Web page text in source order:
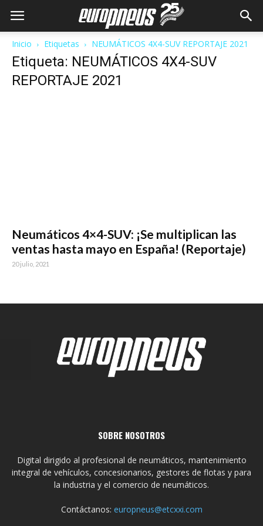
Inicio Etiquetas NEUMÁTICOS 4X4-SUV REPORTAJE 2021
Etiqueta: NEUMÁTICOS 4X4-SUV
REPORTAJE 2021
Neumáticos 4×4-SUV: ¡Se multiplican las
ventas hasta mayo en España! (Reportaje)
20 julio, 2021
SOBRE NOSOTROS
Digital dirigido al profesional de neumáticos, mantenimiento
integral de vehículos, concesionarios, gestores de flotas y para
la industria y el comercio de neumáticos.
Contáctanos: europneus@etcxxi.com